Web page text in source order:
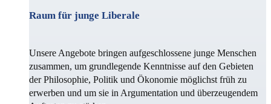
Raum für junge Liberale
Unsere Angebote bringen aufgeschlossene junge Menschen
zusammen, um grundlegende Kenntnisse auf den Gebieten
der Philosophie, Politik und Öko­no­mie möglichst früh zu
erwerben und um sie in Argu­men­ta­tion und überzeugendem